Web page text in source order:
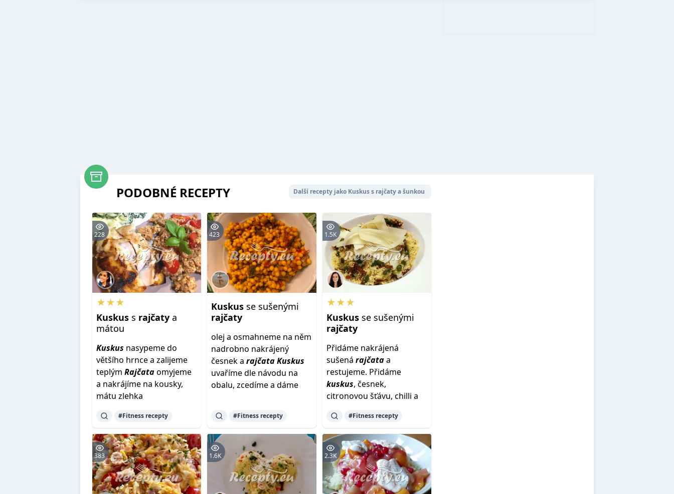
PODOBNÉ RECEPTY Další recepty jako Kuskus s rajčaty a šunkou
228
★★★
Kuskus s rajčaty a
mátou
Kuskus nasypeme do
většího hrnce a zalijeme
teplým Rajčataomyjeme
a nakrájíme na kousky,
mátu zlehka
#Fitness recepty
423
Kuskus se sušenými
rajčaty
olej a osmahneme na něm
nadrobno nakrájený
česnek arajčataKuskus
uvaříme dle návodu na
obalu, zcedíme a dáme
#Fitness recepty
1.5K
★★★
Kuskusse sušenými
rajčaty
Přidáme nakrájená
sušená rajčataa
restujeme. Přidáme
kuskus, česnek,
citronovou šťávu, chilli a
#Fitness recepty
383 1.6K 2.3K